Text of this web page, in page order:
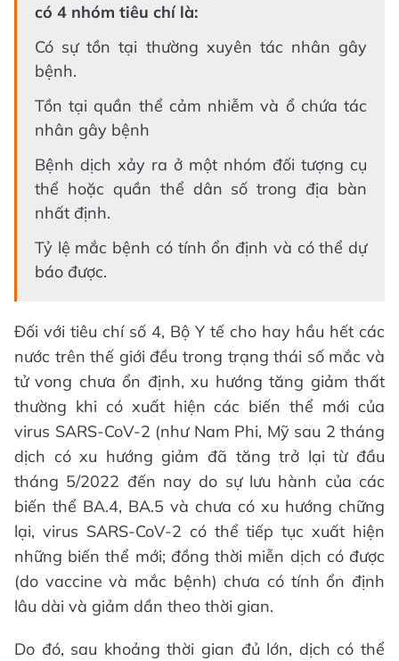
có 4 nhóm tiêu chí là:
Có sự tồn tại thường xuyên tác nhân gây
bệnh.
Tồn tại quần thể cảm nhiễm và ổ chứa tác
nhân gây bệnh
Bệnh dịch xảy ra ở một nhóm đối tượng cụ
thể hoặc quần thể dân số trong địa bàn
nhất định.
Tỷ lệ mắc bệnh có tính ổn định và có thể dự
báo được.
Đối với tiêu chí số 4, Bộ Y tế cho hay hầu hết các
nước trên thế giới đều trong trạng thái số mắc và
tử vong chưa ổn định, xu hướng tăng giảm thất
thường khi có xuất hiện các biến thể mới của
virus SARS-CoV-2 (như Nam Phi, Mỹ sau 2 tháng
dịch có xu hướng giảm đã tăng trở lại từ đầu
tháng 5/2022 đến nay do sự lưu hành của các
biến thể BA.4, BA.5 và chưa có xu hướng chững
lại, virus SARS-CoV-2 có thể tiếp tục xuất hiện
những biến thể mới; đồng thời miễn dịch có được
(do vaccine và mắc bệnh) chưa có tính ổn định
lâu dài và giảm dần theo thời gian.
Do đó, sau khoảng thời gian đủ lớn, dịch có thể